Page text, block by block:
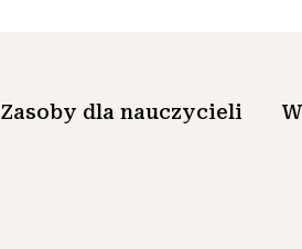
Zasoby dla nauczycieli